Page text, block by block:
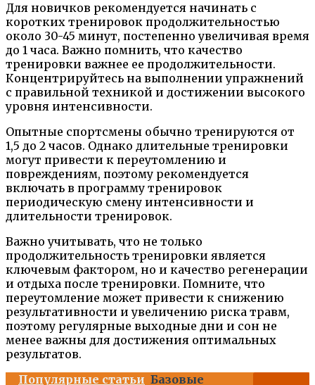
Для новичков рекомендуется начинать с
коротких тренировок продолжительностью
около 30-45 минут, постепенно увеличивая время
до 1 часа. Важно помнить, что качество
тренировки важнее ее продолжительности.
Концентрируйтесь на выполнении упражнений
с правильной техникой и достижении высокого
уровня интенсивности.
Опытные спортсмены обычно тренируются от
1,5 до 2 часов. Однако длительные тренировки
могут привести к переутомлению и
повреждениям, поэтому рекомендуется
включать в программу тренировок
периодическую смену интенсивности и
длительности тренировок.
Важно учитывать, что не только
продолжительность тренировки является
ключевым фактором, но и качество регенерации
и отдыха после тренировки. Помните, что
переутомление может привести к снижению
результативности и увеличению риска травм,
поэтому регулярные выходные дни и сон не
менее важны для достижения оптимальных
результатов.
Популярные статьи Базовые